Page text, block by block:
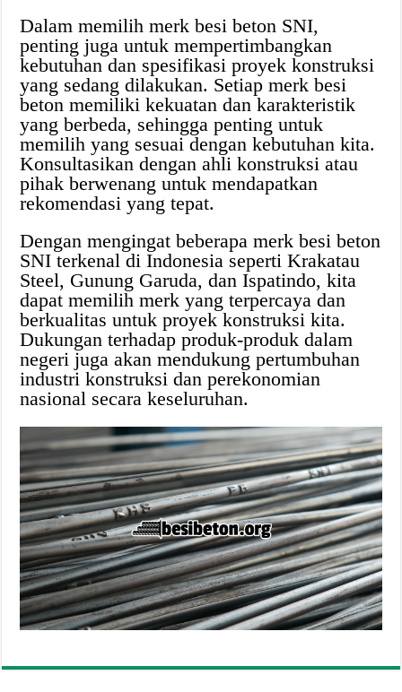
Dalam memilih merk besi beton SNI,
penting juga untuk mempertimbangkan
kebutuhan dan spesifikasi proyek konstruksi
yang sedang dilakukan. Setiap merk besi
beton memiliki kekuatan dan karakteristik
yang berbeda, sehingga penting untuk
memilih yang sesuai dengan kebutuhan kita.
Konsultasikan dengan ahli konstruksi atau
pihak berwenang untuk mendapatkan
rekomendasi yang tepat.
Dengan mengingat beberapa merk besi beton
SNI terkenal di Indonesia seperti Krakatau
Steel, Gunung Garuda, dan Ispatindo, kita
dapat memilih merk yang terpercaya dan
berkualitas untuk proyek konstruksi kita.
Dukungan terhadap produk-produk dalam
negeri juga akan mendukung pertumbuhan
industri konstruksi dan perekonomian
nasional secara keseluruhan.